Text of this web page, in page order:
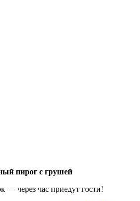
пирог с грушей
— через час приедут гости!